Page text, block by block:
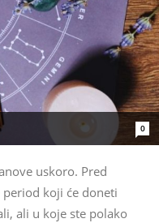
0
uskoro. Pred
period koji će doneti
ali u koje ste polako